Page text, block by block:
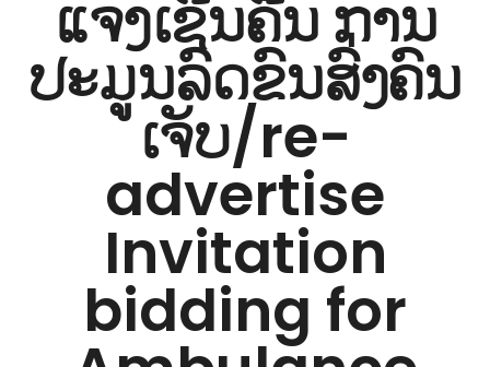
ແຈ້ງເຊີນຄືນ ການ
ປະມູນລົດຂົນສົ່ງຄົນ
ເຈັບ/re-
advertise
Invitation
bidding for